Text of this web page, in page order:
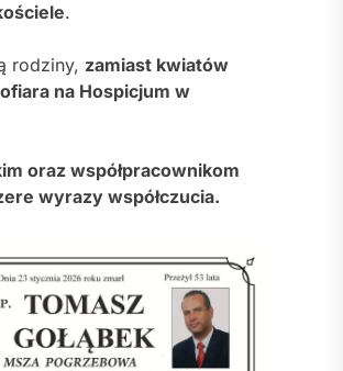
.
rodziny, zamiast kwiatów
na Hospicjum w
oraz współpracownikom
wyrazy współczucia.